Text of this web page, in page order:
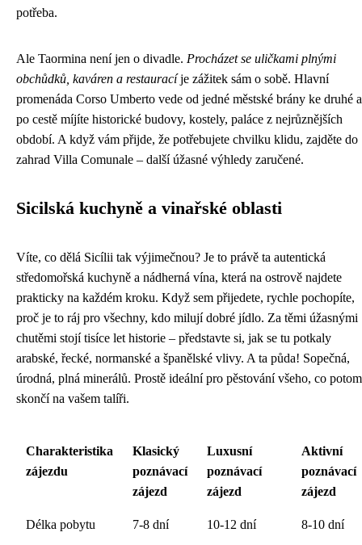
potřeba.
Ale Taormina není jen o divadle. Procházet se uličkami plnými
obchůdků, kaváren a restauracíje zážitek sám o sobě. Hlavní
promenáda Corso Umberto vede od jedné městské brány ke druhé a
po cestě míjíte historické budovy, kostely, paláce z nejrůznějších
období. A když vám přijde, že potřebujete chvilku klidu, zajděte do
zahrad Villa Comunale – další úžasné výhledy zaručené.
Sicilská kuchyně a vinařské oblasti
Víte, co dělá Sicílii tak výjimečnou? Je to právě ta autentická
středomořská kuchyně a nádherná vína, která na ostrově najdete
prakticky na každém kroku. Když sem přijedete, rychle pochopíte,
proč je to ráj pro všechny, kdo milují dobré jídlo. Za těmi úžasnými
chutěmi stojí tisíce let historie – představte si, jak se tu potkaly
arabské, řecké, normanské a španělské vlivy. A ta půda! Sopečná,
úrodná, plná minerálů. Prostě ideální pro pěstování všeho, co potom
skončí na vašem talíři.
Charakteristika
zájezdu
Klasický
poznávací
zájezd
Luxusní
poznávací
zájezd
Aktivní
poznávací
zájezd
Délka pobytu 7-8 dní 10-12 dní 8-10 dní